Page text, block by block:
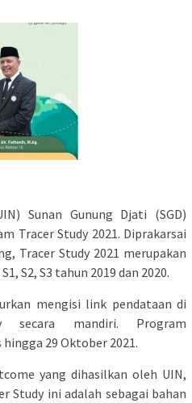
Sunan Gunung Djati (SGD)
Tracer Study 2021. Diprakarsai
Tracer Study 2021 merupakan
S2, S3 tahun 2019 dan 2020.
mengisi link pendataan di
secara mandiri. Program
29 Oktober 2021.
yang dihasilkan oleh UIN,
Study ini adalah sebagai bahan